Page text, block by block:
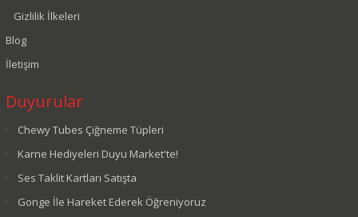
Gizlilik İlkeleri
Blog
İletişim
Duyurular
Chewy Tubes Çiğneme Tüpleri
Karne Hediyeleri Duyu Market'te!
Ses Taklit Kartları Satışta
Gonge İle Hareket Ederek Öğreniyoruz